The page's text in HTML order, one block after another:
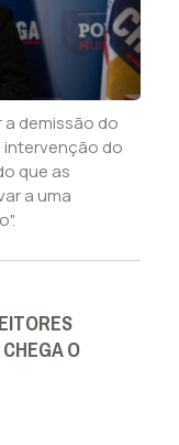
a demissão do
intervenção do
que as
a uma
O